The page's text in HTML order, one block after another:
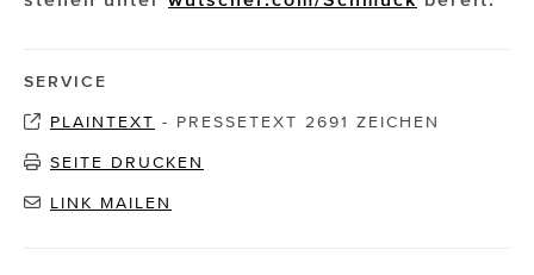
SERVICE
PLAINTEXT - PRESSETEXT 2691 ZEICHEN
SEITE DRUCKEN
LINK MAILEN